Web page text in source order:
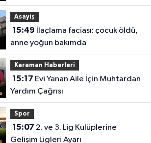
Asayiş
15:49
anne yoğun bakımda
Karaman Haberleri
15:17
Yardım Çağrısı
Spor
15:07
Gelişim Ligleri Ayarı